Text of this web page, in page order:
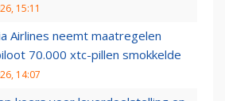
15:11
Airlines neemt maatregelen
70.000 xtc-pillen smokkelde
14:07